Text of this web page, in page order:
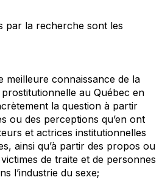
par la recherche sont les
meilleure connaissance de la
au Québec en
la question à partir
ou des perceptions qu’en ont
et actrices institutionnelles
ainsi qu’à partir des propos ou
de traite et de personnes
l’industrie du sexe;